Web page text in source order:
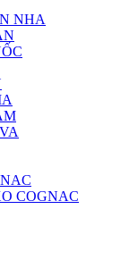
NHA
COGNAC